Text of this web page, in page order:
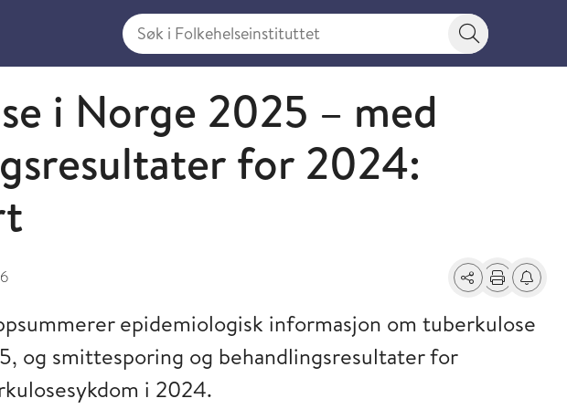
Søk i Folkehelseinstituttet
Søkeknapp
i Norge 2025 – med
for 2024:
Del Skriv ut
Få
epidemiologisk informasjon om tuberkulose
og smittesporing og behandlingsresultater for
i 2024.